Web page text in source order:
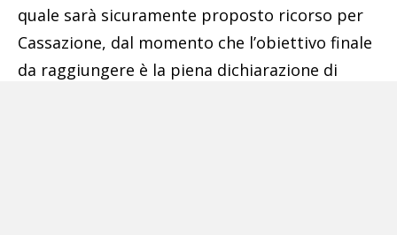
quale sarà sicuramente proposto ricorso per
Cassazione, dal momento che l’obiettivo finale
da raggiungere è la piena dichiarazione di